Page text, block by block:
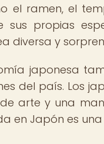
el ramen, el
sus propias
diversa y
japonesa
del país. Los
arte y una
en Japón es